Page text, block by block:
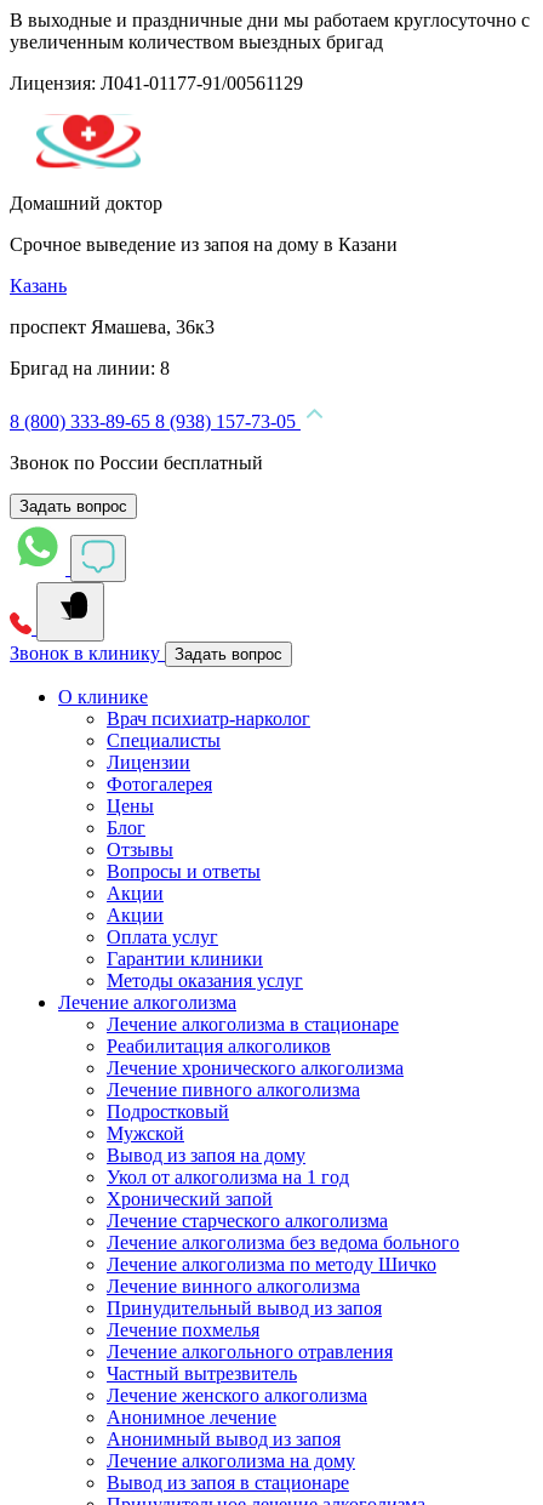
В выходные и праздничные дни мы работаем круглосуточно с
увеличенным количеством выездных бригад
Лицензия: Л041-01177-91/00561129
Домашний доктор
Срочное выведение из запоя на дому в Казани
Казань
проспект Ямашева, 36к3
Бригад на линии: 8
8 (800) 333-89-65 8 (938) 157-73-05
Звонок по России бесплатный
Задать вопрос
Звонок в клинику Задать вопрос
О клинике
Врач психиатр-нарколог
Специалисты
Лицензии
Фотогалерея
Цены
Блог
Отзывы
Вопросы и ответы
Акции
Акции
Оплата услуг
Гарантии клиники
Методы оказания услуг
Лечение алкоголизма
Лечение алкоголизма в стационаре
Реабилитация алкоголиков
Лечение хронического алкоголизма
Лечение пивного алкоголизма
Подростковый
Мужской
Вывод из запоя на дому
Укол от алкоголизма на 1 год
Хронический запой
Лечение старческого алкоголизма
Лечение алкоголизма без ведома больного
Лечение алкоголизма по методу Шичко
Лечение винного алкоголизма
Принудительный вывод из запоя
Лечение похмелья
Лечение алкогольного отравления
Частный вытрезвитель
Лечение женского алкоголизма
Анонимное лечение
Анонимный вывод из запоя
Лечение алкоголизма на дому
Вывод из запоя в стационаре